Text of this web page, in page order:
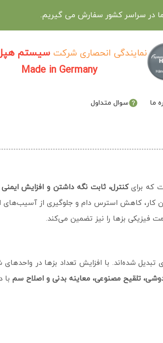
ما در سراسر کشور سفارش می گیریم.
نمایندگی انحصاری شرکت سیستم
Made in Germany
ما سوال متداول
که برایکنترل، ثابت نگه داشتن و افزایش
کار، کاهش استرس دام و جلوگیری از آسیب‌های
فیزیکی بزها را نیز تضمین می‌کند.
تبدیل شده‌اند. با افزایش تعداد بزها در
تلقیح مصنوعی، معاینه بدنی و اصلاح سم